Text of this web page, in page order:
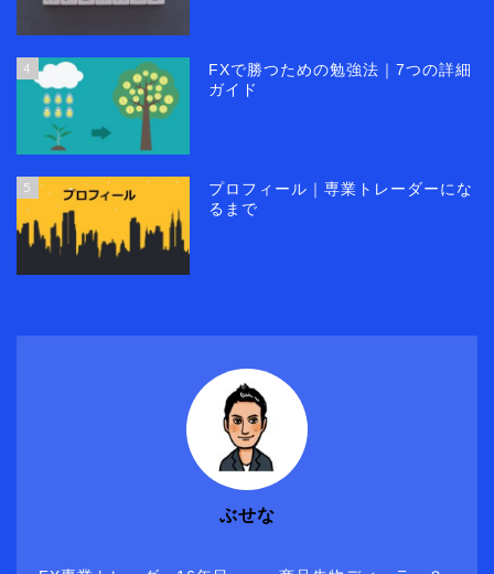
4
FXで勝つための勉強法｜7つの詳細
ガイド
5
プロフィール｜専業トレーダーにな
るまで
ぶせな